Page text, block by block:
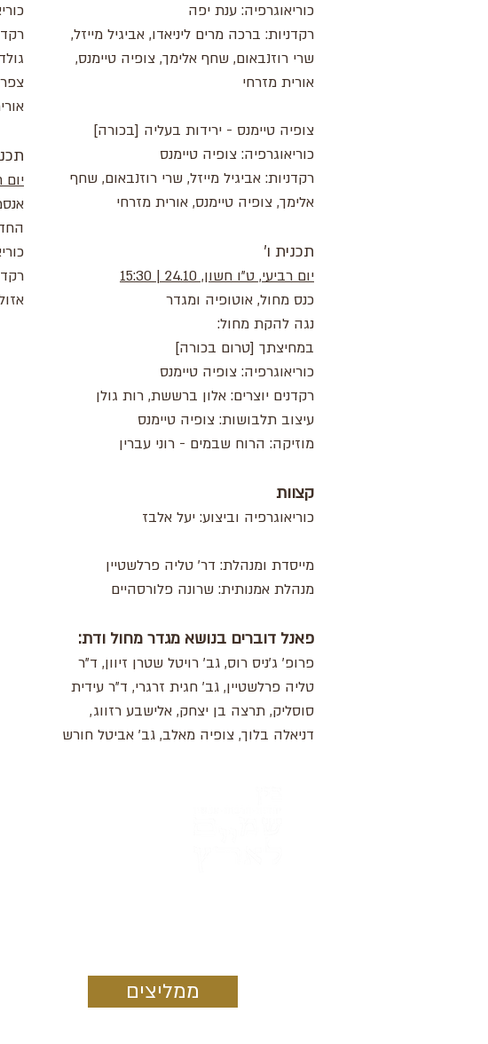
יום חמישי,
כוריאוגרפיה: ענת יפה
רקדניות: ברכה מרים ליניאדו, אביגיל מייזל,
שרי רוזנבאום, שחף אלימך, צופיה טיימנס,
אורית מזרחי
צופיה טיימנס - ירידות בעליה [בכורה]
כוריאוגרפיה: צופיה טיימנס
רקדניות: אביגיל מייזל, שרי רוזנבאום, שחף
אלימך, צופיה טיימנס, אורית מזרחי
תכנית ו'
יום רביעי, ט"ו חשון, 24.10 | 15:30
כנס מחול, אוטופיה ומגדר
נגה להקת מחול:
במחיצתך [טרום בכורה]
כוריאוגרפיה: צופיה טיימנס
רקדנים יוצרים: אלון ברששת, רות גולן
עיצוב תלבושות: צופיה טיימנס
מוזיקה: הרוח שבמים - רוני עברין
קצוות
כוריאוגרפיה וביצוע: יעל אלבז
מייסדת ומנהלת: דר' טליה פרלשטיין
מנהלת אמנותית: שרונה פלורסהיים
פאנל דוברים בנושא מגדר מחול ודת:
פרופ' ג'ניס רוס, גב' רויטל שטרן זיוון, ד"ר
טליה פרלשטיין, גב' חגית זרגרי, ד"ר עידית
סוסליק, תרצה בן יצחק, אלישבע רזווג,
דניאלה בלוך, צופיה מאלב, גב' אביטל חורש
ממליצים